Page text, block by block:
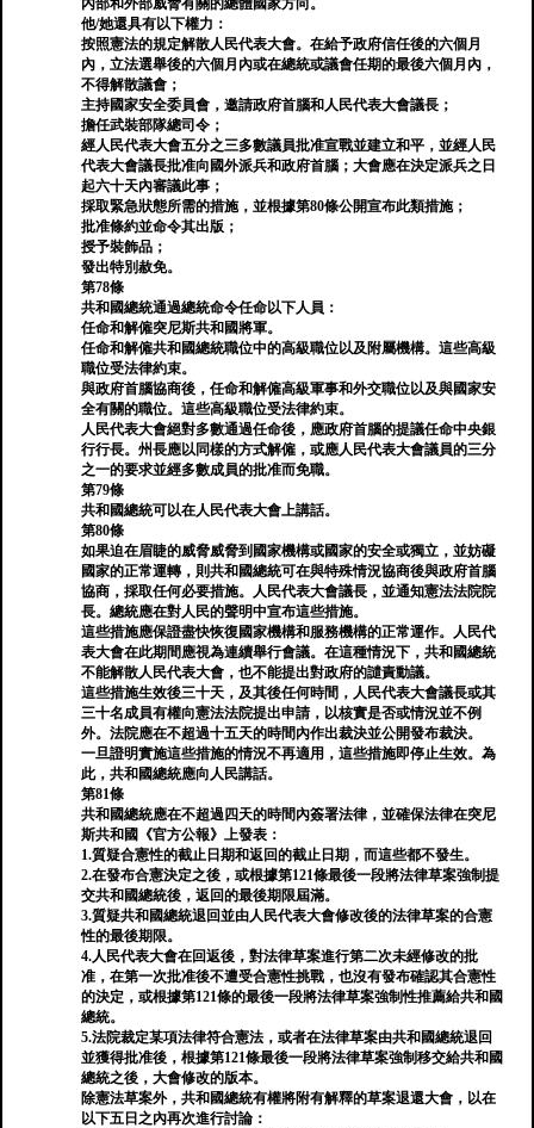
內部和外部威脅有關的總體國家方向。
他/她還具有以下權力：
按照憲法的規定解散人民代表大會。在給予政府信任後的六個月
內，立法選舉後的六個月內或在總統或議會任期的最後六個月內，
不得解散議會；
主持國家安全委員會，邀請政府首腦和人民代表大會議長；
擔任武裝部隊總司令；
經人民代表大會五分之三多數議員批准宣戰並建立和平，並經人民
代表大會議長批准向國外派兵和政府首腦；大會應在決定派兵之日
起六十天內審議此事；
採取緊急狀態所需的措施，並根據第80條公開宣布此類措施；
批准條約並命令其出版；
授予裝飾品；
發出特別赦免。
第78條
共和國總統通過總統命令任命以下人員：
任命和解僱突尼斯共和國將軍。
任命和解僱共和國總統職位中的高級職位以及附屬機構。這些高級
職位受法律約束。
與政府首腦協商後，任命和解僱高級軍事和外交職位以及與國家安
全有關的職位。這些高級職位受法律約束。
人民代表大會絕對多數通過任命後，應政府首腦的提議任命中央銀
行行長。州長應以同樣的方式解僱，或應人民代表大會議員的三分
之一的要求並經多數成員的批准而免職。
第79條
共和國總統可以在人民代表大會上講話。
第80條
如果迫在眉睫的威脅威脅到國家機構或國家的安全或獨立，並妨礙
國家的正常運轉，則共和國總統可在與特殊情況協商後與政府首腦
協商，採取任何必要措施。人民代表大會議長，並通知憲法法院院
長。總統應在對人民的聲明中宣布這些措施。
這些措施應保證盡快恢復國家機構和服務機構的正常運作。人民代
表大會在此期間應視為連續舉行會議。在這種情況下，共和國總統
不能解散人民代表大會，也不能提出對政府的譴責動議。
這些措施生效後三十天，及其後任何時間，人民代表大會議長或其
三十名成員有權向憲法法院提出申請，以核實是否或情況並不例
外。法院應在不超過十五天的時間內作出裁決並公開發布裁決。
一旦證明實施這些措施的情況不再適用，這些措施即停止生效。為
此，共和國總統應向人民講話。
第81條
共和國總統應在不超過四天的時間內簽署法律，並確保法律在突尼
斯共和國《官方公報》上發表：
1.質疑合憲性的截止日期和返回的截止日期，而這些都不發生。
2.在發布合憲決定之後，或根據第121條最後一段將法律草案強制提
交共和國總統後，返回的最後期限屆滿。
3.質疑共和國總統退回並由人民代表大會修改後的法律草案的合憲
性的最後期限。
4.人民代表大會在回返後，對法律草案進行第二次未經修改的批
准，在第一次批准後不遭受合憲性挑戰，也沒有發布確認其合憲性
的決定，或根據第121條的最後一段將法律草案強制性推薦給共和國
總統。
5.法院裁定某項法律符合憲法，或者在法律草案由共和國總統退回
並獲得批准後，根據第121條最後一段將法律草案強制移交給共和國
總統之後，大會修改的版本。
除憲法草案外，共和國總統有權將附有解釋的草案退還大會，以在
以下五日之內再次進行討論：